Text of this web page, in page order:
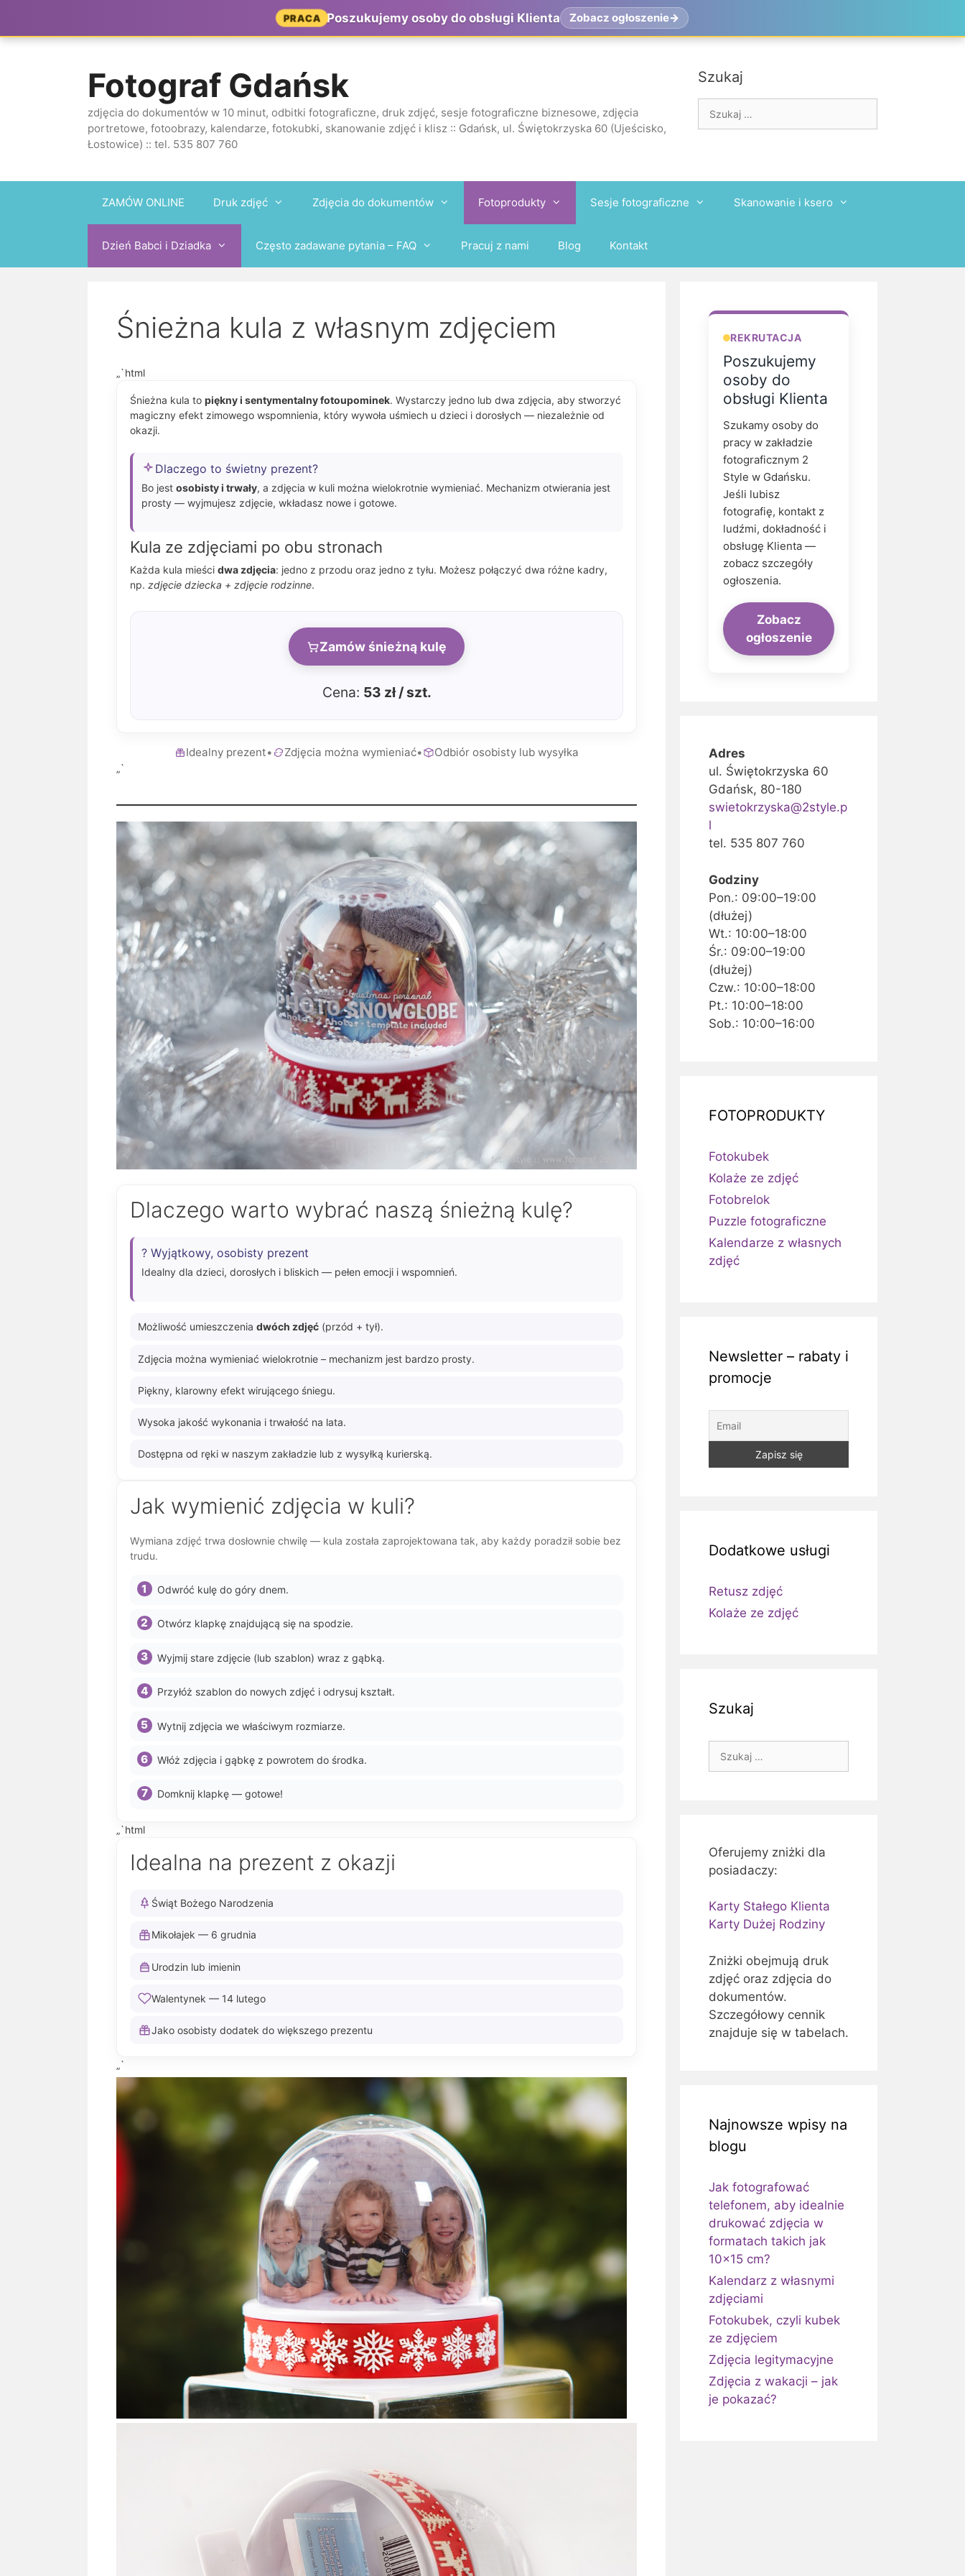
treści
PRACA Poszukujemy osoby do obsługi Klienta Zobacz ogłoszenie
Szukaj
Fotograf Gdańsk
zdjęcia do dokumentów w 10 minut, odbitki fotograficzne, druk zdjęć, sesje fotograficzne biznesowe, zdjęcia
portretowe, fotoobrazy, kalendarze, fotokubki, skanowanie zdjęć i klisz :: Gdańsk, ul. Świętokrzyska 60 (Ujeścisko,
Łostowice) :: tel. 535 807 760
ZAMÓW ONLINE Druk zdjęć Zdjęcia do dokumentów Fotoprodukty Sesje fotograficzne Skanowanie i ksero
Dzień Babci i Dziadka Często zadawane pytania – FAQ Pracuj z nami Blog Kontakt
Śnieżna kula z własnym zdjęciem
„`html
Śnieżna kula to piękny i sentymentalny fotoupominek. Wystarczy jedno lub dwa zdjęcia, aby stworzyć
magiczny efekt zimowego wspomnienia, który wywoła uśmiech u dzieci i dorosłych — niezależnie od
okazji.
Dlaczego to świetny prezent?
Bo jestosobisty i trwały, a zdjęcia w kuli można wielokrotnie wymieniać. Mechanizm otwierania jest
prosty — wyjmujesz zdjęcie, wkładasz nowe i gotowe.
Kula ze zdjęciami po obu stronach
Każda kula mieści dwa zdjęcia: jedno z przodu oraz jedno z tyłu. Możesz połączyć dwa różne kadry,
np. zdjęcie dziecka + zdjęcie rodzinne.
Zamów śnieżną kulę
Cena: 53 zł / szt.
Idealny prezent• Zdjęcia można wymieniać• Odbiór osobisty lub wysyłka
„`
Dlaczego warto wybrać naszą śnieżną kulę?
? Wyjątkowy, osobisty prezent
Idealny dla dzieci, dorosłych i bliskich — pełen emocji i wspomnień.
Możliwość umieszczenia dwóch zdjęć(przód + tył).
Zdjęcia można wymieniać wielokrotnie – mechanizm jest bardzo prosty.
Piękny, klarowny efekt wirującego śniegu.
Wysoka jakość wykonania i trwałość na lata.
Dostępna od ręki w naszym zakładzie lub z wysyłką kurierską.
Jak wymienić zdjęcia w kuli?
Wymiana zdjęć trwa dosłownie chwilę — kula została zaprojektowana tak, aby każdy poradził sobie bez
trudu.
Odwróć kulę do góry dnem.
Otwórz klapkę znajdującą się na spodzie.
Wyjmij stare zdjęcie (lub szablon) wraz z gąbką.
Przyłóż szablon do nowych zdjęć i odrysuj kształt.
Wytnij zdjęcia we właściwym rozmiarze.
Włóż zdjęcia i gąbkę z powrotem do środka.
Domknij klapkę — gotowe!
„`html
Idealna na prezent z okazji
Świąt Bożego Narodzenia
Mikołajek — 6 grudnia
Urodzin lub imienin
Walentynek — 14 lutego
Jako osobisty dodatek do większego prezentu
„`
REKRUTACJA
Poszukujemy
osoby do
obsługi Klienta
Szukamy osoby do
pracy w zakładzie
fotograficznym 2
Style w Gdańsku.
Jeśli lubisz
fotografię, kontakt z
ludźmi, dokładność i
obsługę Klienta —
zobacz szczegóły
ogłoszenia.
Zobacz
ogłoszenie
Adres
ul. Świętokrzyska 60
Gdańsk, 80-180
swietokrzyska@2style.p
l
tel. 535 807 760
Godziny
Pon.: 09:00–19:00
(dłużej)
Wt.: 10:00–18:00
Śr.: 09:00–19:00
(dłużej)
Czw.: 10:00–18:00
Pt.: 10:00–18:00
Sob.: 10:00–16:00
FOTOPRODUKTY
Fotokubek
Kolaże ze zdjęć
Fotobrelok
Puzzle fotograficzne
Kalendarze z własnych
zdjęć
Newsletter – rabaty i
promocje
Dodatkowe usługi
Retusz zdjęć
Kolaże ze zdjęć
Szukaj
Oferujemy zniżki dla
posiadaczy:
Karty Stałego Klienta
Karty Dużej Rodziny
Zniżki obejmują druk
zdjęć oraz zdjęcia do
dokumentów.
Szczegółowy cennik
znajduje się w tabelach.
Najnowsze wpisy na
blogu
Jak fotografować
telefonem, aby idealnie
drukować zdjęcia w
formatach takich jak
10×15 cm?
Kalendarz z własnymi
zdjęciami
Fotokubek, czyli kubek
ze zdjęciem
Zdjęcia legitymacyjne
Zdjęcia z wakacji – jak
je pokazać?